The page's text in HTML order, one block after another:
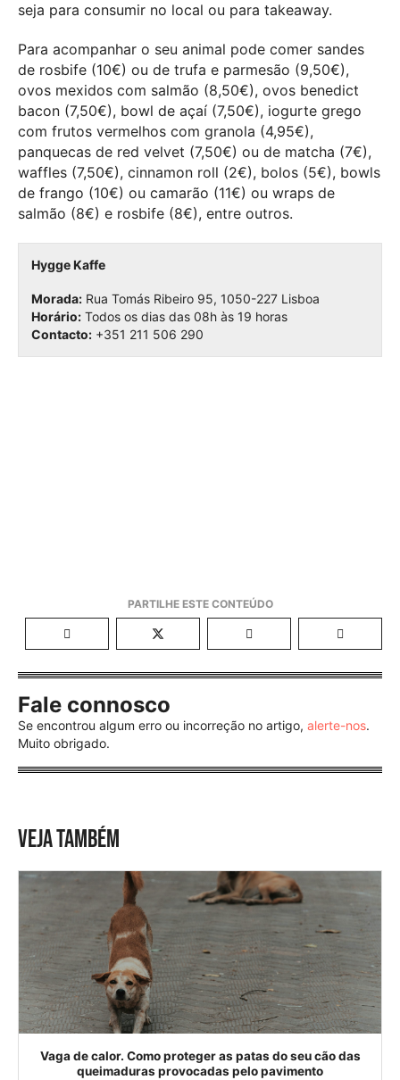
seja para consumir no local ou para takeaway.
Para acompanhar o seu animal pode comer sandes
de rosbife (10€) ou de trufa e parmesão (9,50€),
ovos mexidos com salmão (8,50€), ovos benedict
bacon (7,50€), bowl de açaí (7,50€), iogurte grego
com frutos vermelhos com granola (4,95€),
panquecas de red velvet (7,50€) ou de matcha (7€),
waffles (7,50€), cinnamon roll (2€), bolos (5€), bowls
de frango (10€) ou camarão (11€) ou wraps de
salmão (8€) e rosbife (8€), entre outros.
Hygge Kaffe
Morada: Rua Tomás Ribeiro 95, 1050-227 Lisboa
Horário: Todos os dias das 08h às 19 horas
Contacto: +351 211 506 290
Fale connosco
Se encontrou algum erro ou incorreção no artigo, alerte-nos.
Muito obrigado.
VEJA TAMBÉM
Vaga de calor. Como proteger as patas do seu cão das
queimaduras provocadas pelo pavimento